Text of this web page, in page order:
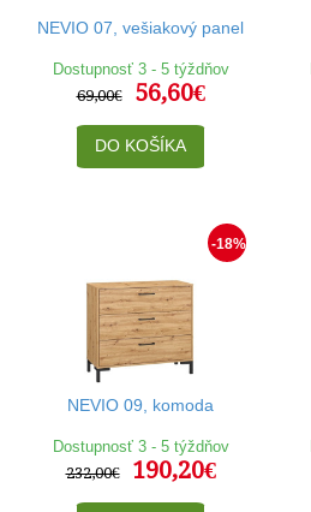
NEVIO 07, vešiakový panel
Dostupnosť 3 - 5 týždňov
69,00€
56,60€
DO KOŠÍKA
-18%
NEVIO 09, komoda
Dostupnosť 3 - 5 týždňov
232,00€
190,20€